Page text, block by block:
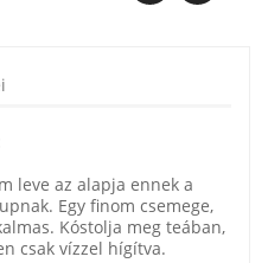
leve az alapja ennek a
Egy finom csemege,
Kóstolja meg teában,
csak vízzel hígítva.